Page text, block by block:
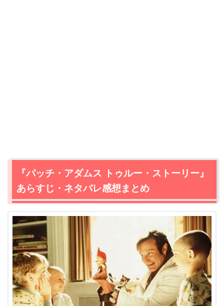
『パッチ・アダムス トゥルー・ストーリー』
あらすじ・ネタバレ感想まとめ